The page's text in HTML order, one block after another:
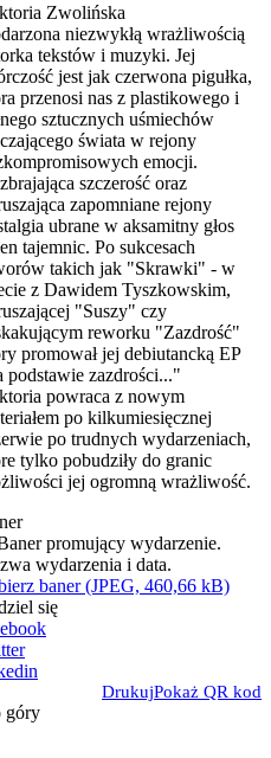
Zwolińska
niezwykłą wrażliwością
tekstów i muzyki. Jej
jest jak czerwona pigułka,
przenosi nas z plastikowego i
sztucznych uśmiechów
świata w rejony
emocji.
szczerość oraz
zapomniane rejony
ubrane w aksamitny głos
tajemnic. Po sukcesach
takich jak "Skrawki" - w
z Dawidem Tyszkowskim,
"Suszy" czy
reworku "Zazdrość"
promował jej debiutancką EP
podstawie zazdrości..."
powraca z nowym
po kilkumiesięcznej
po trudnych wydarzeniach,
tylko pobudziły do granic
jej ogromną wrażliwość.
baner (JPEG, 460,66 kB)
się
DrukujPokaż QR kod
góry